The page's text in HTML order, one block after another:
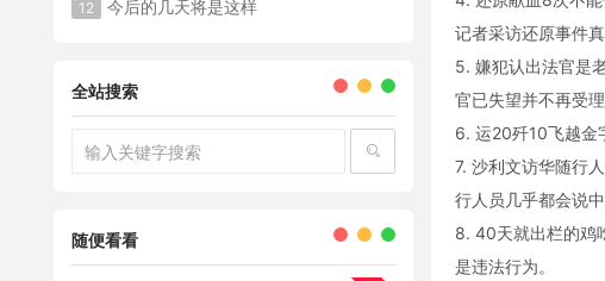
记者采访还原事件真
5. 嫌犯认出法官是
官已失望并不再受理
6. 运20歼10飞越金
7. 沙利文访华随行
行人员几乎都会说中
8. 40天就出栏的鸡
是违法行为。
12 今后的几天将是这样
全站搜索
随便看看